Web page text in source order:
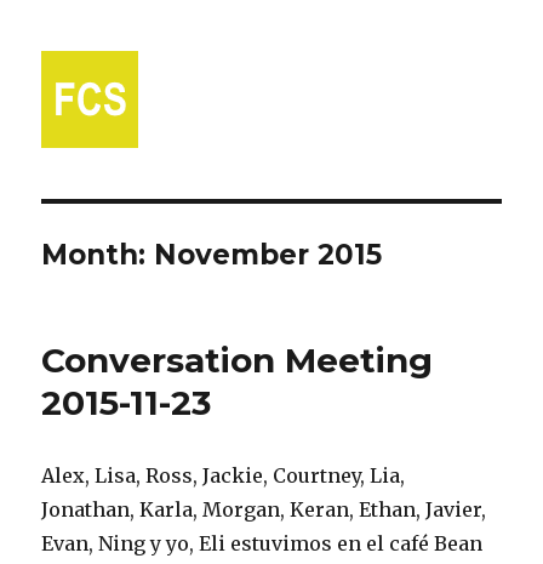
Month: November 2015
Conversation Meeting
2015-11-23
Alex, Lisa, Ross, Jackie, Courtney, Lia,
Jonathan, Karla, Morgan, Keran, Ethan, Javier,
Evan, Ning y yo, Eli estuvimos en el café Bean